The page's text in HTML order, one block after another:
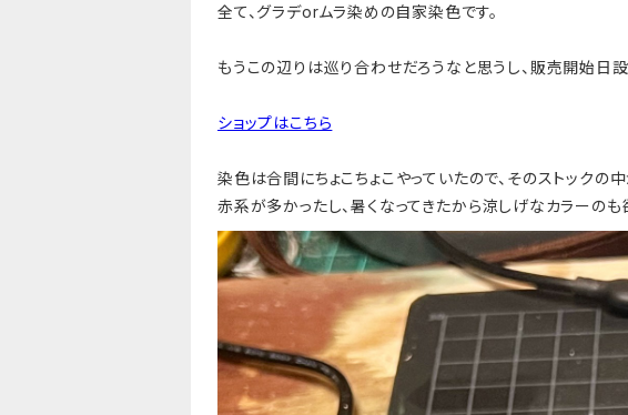
全て、グラデorムラ染めの自家染色です。
もうこの辺りは巡り合わせだろうなと思うし、販売開始日
ショップはこちら
染色は合間にちょこちょこやっていたので、そのストックの
赤系が多かったし、暑くなってきたから涼しげなカラーのも